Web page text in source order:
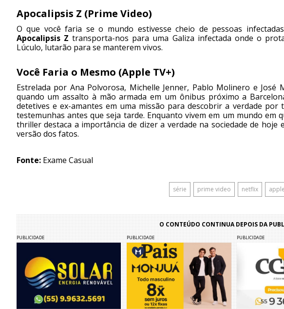
Apocalipsis Z (Prime Video)
O que você faria se o mundo estivesse cheio de pessoas
Apocalipsis Z transporta-nos para uma Galiza infectada onde o
Lúculo, lutarão para se manterem vivos.
Você Faria o Mesmo (Apple TV+)
Estrelada por Ana Polvorosa, Michelle Jenner, Pablo Molinero e José
quando um assalto à mão armada em um ônibus próximo a
detetives e ex-amantes em uma missão para descobrir a verdade por
testemunhas antes que seja tarde. Enquanto vivem em um mundo em
thriller destaca a importância de dizer a verdade na sociedade de
versão dos fatos.
Fonte:Exame Casual
série prime video netflix
O CONTEÚDO CONTINUA DEPOIS DA
PUBLICIDADE PUBLICIDADE PUBLICIDADE